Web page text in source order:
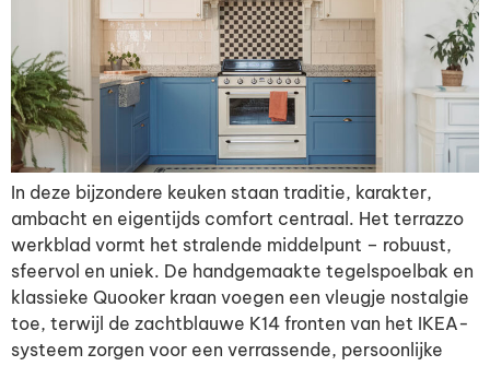
In deze bijzondere keuken staan traditie, karakter,
ambacht en eigentijds comfort centraal. Het terrazzo
werkblad vormt het stralende middelpunt – robuust,
sfeervol en uniek. De handgemaakte tegelspoelbak en
klassieke Quooker kraan voegen een vleugje nostalgie
toe, terwijl de zachtblauwe K14 fronten van het IKEA-
systeem zorgen voor een verrassende, persoonlijke